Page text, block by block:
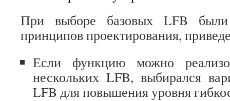
При выборе базовых LFB были
принципов проектирования,
Если функцию можно
нескольких LFB, выбирался
LFB для повышения уровня